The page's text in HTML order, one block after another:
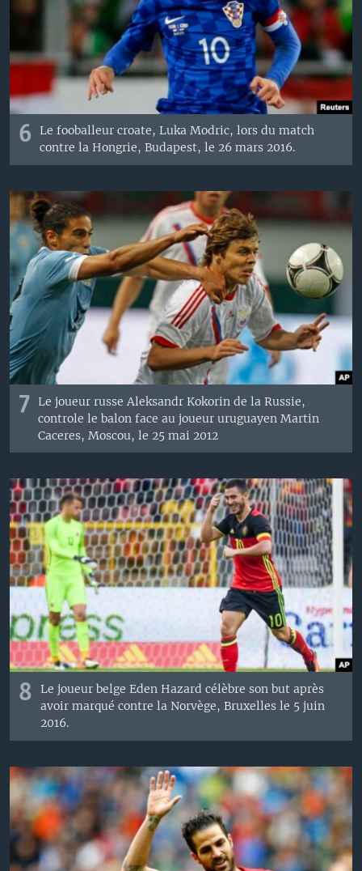
6
Le fooballeur croate, Luka Modric, lors du match
contre la Hongrie, Budapest, le 26 mars 2016.
7 Le joueur russe Aleksandr Kokorin de la Russie,
controle le balon face au joueur uruguayen Martin
Caceres, Moscou, le 25 mai 2012
8
Le joueur belge Eden Hazard célèbre son but après
avoir marqué contre la Norvège, Bruxelles le 5 juin
2016.